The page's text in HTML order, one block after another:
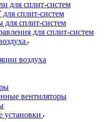
для сплит-систем
сплит-систем
для сплит-систем
для сплит-систем
воздуха
вентиляторы
установки